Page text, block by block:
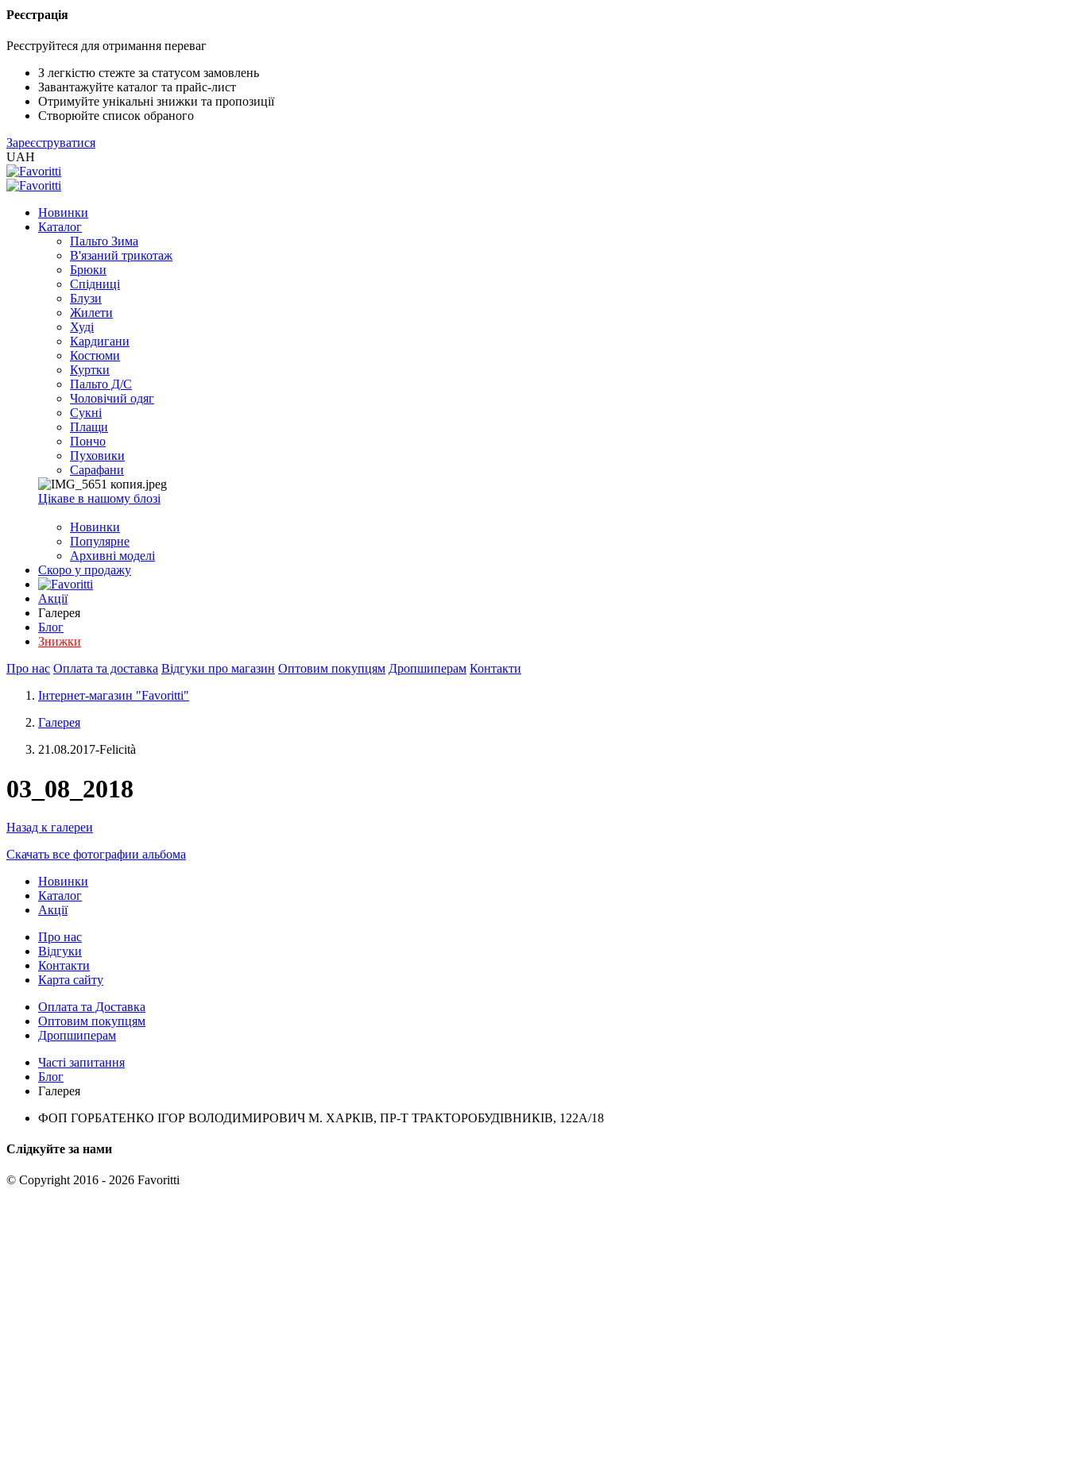
Реєстрація
Реєструйтеся для отримання переваг
З легкістю стежте за статусом замовлень
Завантажуйте каталог та прайс-лист
Отримуйте унікальні знижки та пропозиції
Створюйте список обраного
Зареєструватися
UAH
Новинки
Каталог
Пальто Зима
В'язаний трикотаж
Брюки
Спідниці
Блузи
Жилети
Худі
Кардигани
Костюми
Куртки
Пальто Д/С
Чоловічий одяг
Сукні
Плащи
Пончо
Пуховики
Сарафани
Цікаве в нашому блозі
Новинки
Популярне
Архивні моделі
Скоро у продажу
Акції
Галерея
Блог
Знижки
Про нас Оплата та доставка Відгуки про магазин Оптовим покупцям Дропшиперам Контакти
Інтернет-магазин "Favoritti"
Галерея
21.08.2017-Felicità
03_08_2018
Назад к галереи
Скачать все фотографии альбома
Новинки
Каталог
Акції
Про нас
Відгуки
Контакти
Карта сайту
Оплата та Доставка
Оптовим покупцям
Дропшиперам
Часті запитання
Блог
Галерея
ФОП ГОРБАТЕНКО ІГОР ВОЛОДИМИРОВИЧ М. ХАРКІВ, ПР-Т ТРАКТОРОБУДІВНИКІВ, 122А/18
Слідкуйте за нами
© Copyright 2016 - 2026 Favoritti
/
2005
(Розн.)
/
EXCEL
2005
(Опт)
XLSX